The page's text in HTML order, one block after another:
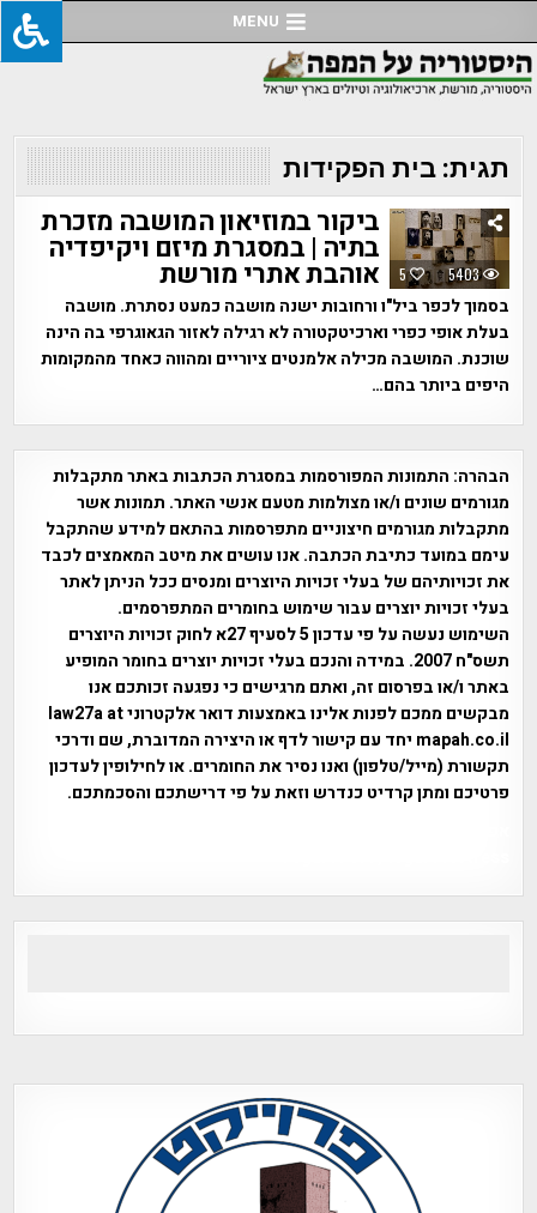
to
content
MENU
תגית:בית הפקידות
5 5403
ביקור במוזיאון המושבה מזכרת
בתיה | במסגרת מיזם ויקיפדיה
אוהבת אתרי מורשת
בסמוך לכפר ביל"ו ורחובות ישנה מושבה כמעט נסתרת. מושבה
בעלת אופי כפרי וארכיטקטורה לא רגילה לאזור הגאוגרפי בה הינה
שוכנת. המושבה מכילה אלמנטים ציוריים ומהווה כאחד מהמקומות
היפים ביותר בהם…
הבהרה: התמונות המפורסמות במסגרת הכתבות באתר מתקבלות
מגורמים שונים ו/או מצולמות מטעם אנשי האתר. תמונות אשר
מתקבלות מגורמים חיצוניים מתפרסמות בהתאם למידע שהתקבל
עימם במועד כתיבת הכתבה. אנו עושים את מיטב המאמצים לכבד
את זכויותיהם של בעלי זכויות היוצרים ומנסים ככל הניתן לאתר
בעלי זכויות יוצרים עבור שימוש בחומרים המתפרסמים.
השימוש נעשה על פי עדכון 5 לסעיף 27א לחוק זכויות היוצרים
תשס"ח 2007. במידה והנכם בעלי זכויות יוצרים בחומר המופיע
באתר ו/או בפרסום זה, ואתם מרגישים כי נפגעה זכותכם אנו
מבקשים ממכם לפנות אלינו באמצעות דואר אלקטרוני law27a at
mapah.co.il יחד עם קישור לדף או היצירה המדוברת, שם ודרכי
תקשורת (מייל/טלפון) ואנו נסיר את החומרים. או לחילופין לעדכון
פרטיכם ומתן קרדיט כנדרש וזאת על פי דרישתכם והסכמתכם.